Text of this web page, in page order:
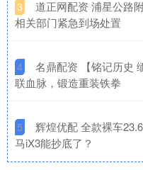
3
道正网配资 浦星公路
相关部门紧急到场处置
4
名鼎配资 【铭记历史
联血脉，锻造重装铁拳
5
辉煌优配 全款裸车
马iX3能抄底了？